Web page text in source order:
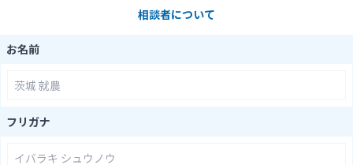
相談者について
お名前
フリガナ